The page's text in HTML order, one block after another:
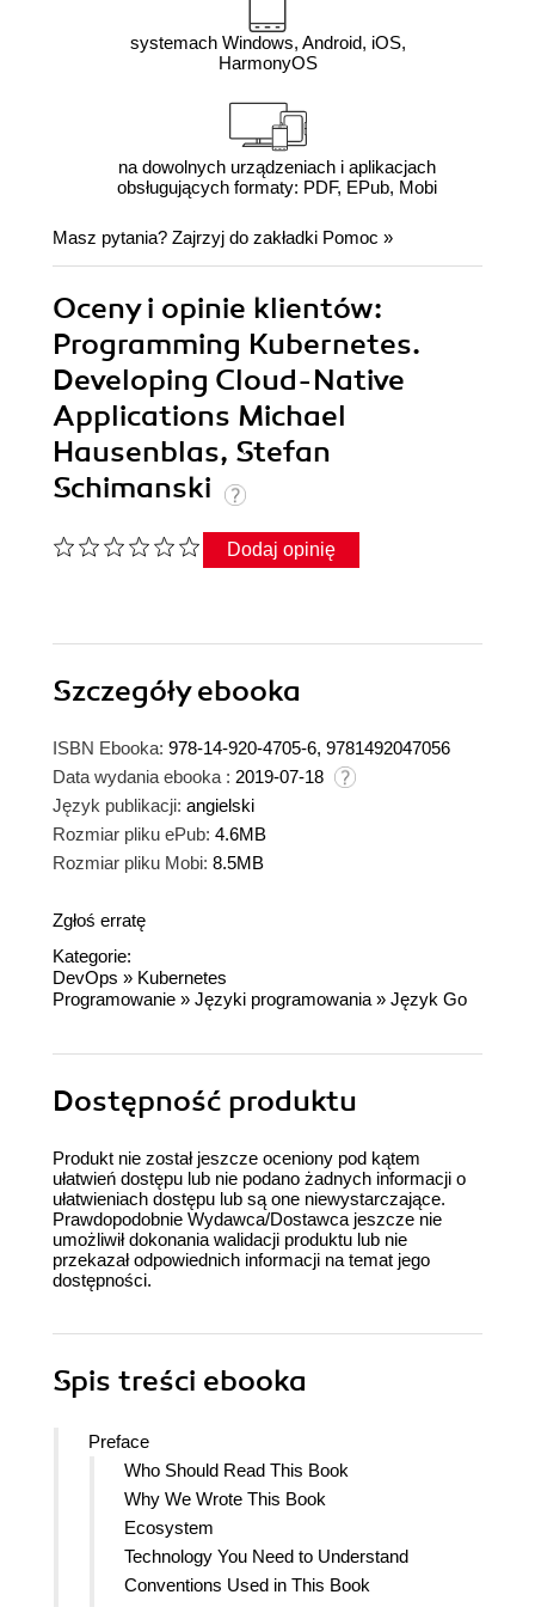
systemach Windows, Android, iOS,
HarmonyOS
na dowolnych urządzeniach i aplikacjach
obsługujących formaty: PDF, EPub, Mobi
Masz pytania? Zajrzyj do zakładki Pomoc »
Oceny i opinie klientów:
Programming Kubernetes.
Developing Cloud-Native
Applications Michael
Hausenblas, Stefan
Schimanski
Dodaj opinię
Szczegółyebooka
ISBN Ebooka: 978-14-920-4705-6, 9781492047056
Data wydania ebooka : 2019-07-18
Język publikacji: angielski
Rozmiar pliku ePub: 4.6MB
Rozmiar pliku Mobi: 8.5MB
Zgłoś erratę
Kategorie:
DevOps » Kubernetes
Programowanie » Języki programowania » Język Go
Dostępność produktu
Produkt nie został jeszcze oceniony pod kątem
ułatwień dostępu lub nie podano żadnych informacji o
ułatwieniach dostępu lub są one niewystarczające.
Prawdopodobnie Wydawca/Dostawca jeszcze nie
umożliwił dokonania walidacji produktu lub nie
przekazał odpowiednich informacji na temat jego
dostępności.
Spis treści ebooka
Preface
Who Should Read This Book
Why We Wrote This Book
Ecosystem
Technology You Need to Understand
Conventions Used in This Book